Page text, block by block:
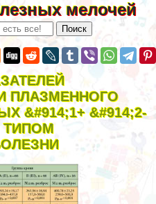
мелочей
ПЛАЗМЕННОГО
&#914;1+ &#914;2-